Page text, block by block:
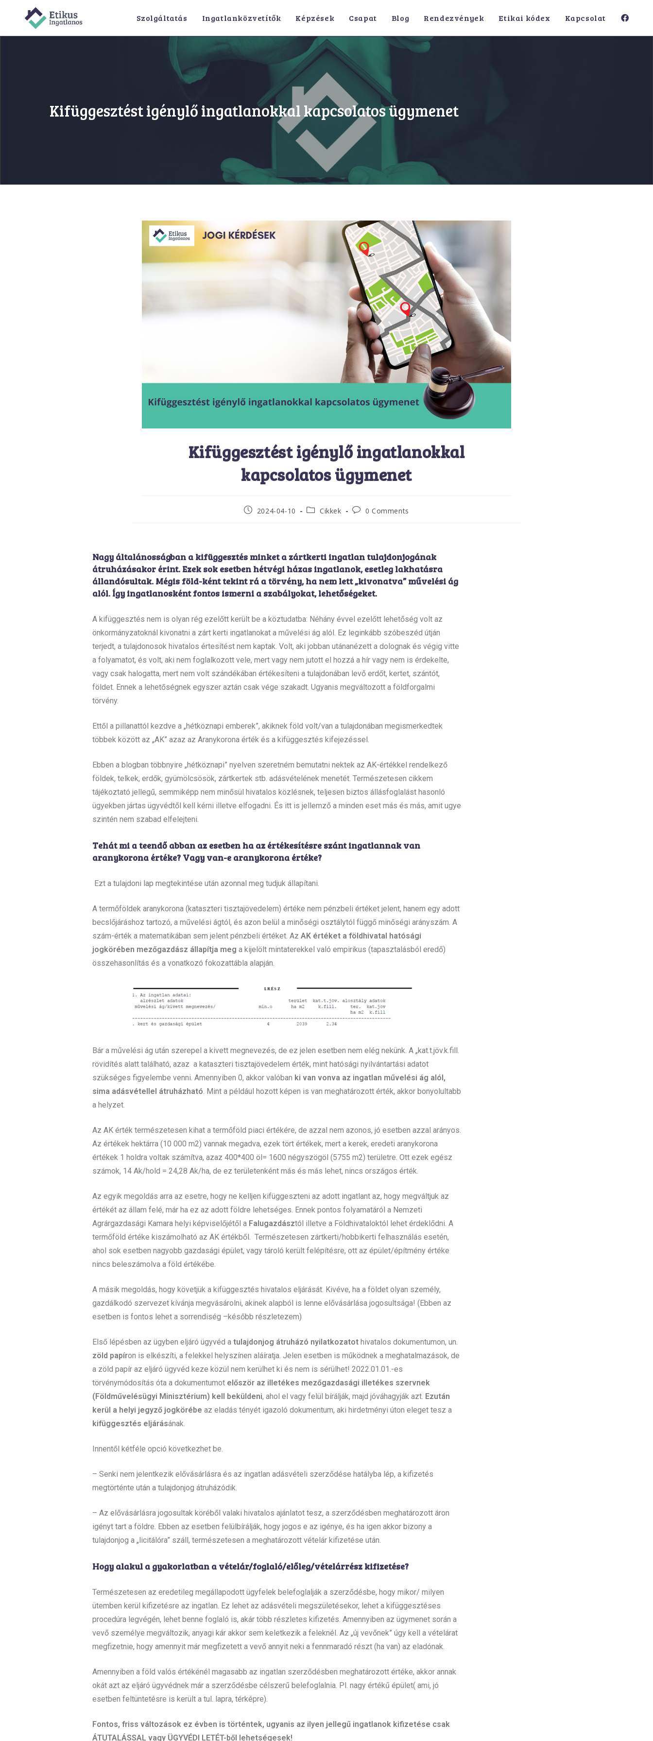
Szolgáltatás Ingatlanközvetítők Képzések Csapat Blog Rendezvények Etikai kódex Kapcsolat
Kifüggesztést igénylő ingatlanokkal kapcsolatos ügymenet
Kifüggesztést igénylő ingatlanokkal
kapcsolatos ügymenet
2024-04-10 Cikkek 0 Comments
Nagy általánosságban a kifüggesztés minket a zártkerti ingatlan tulajdonjogának
átruházásakor érint. Ezek sok esetben hétvégi házas ingatlanok, esetleg lakhatásra
állandósultak. Mégis föld-ként tekint rá a törvény, ha nem lett „kivonatva” művelési ág
alól. Így ingatlanosként fontos ismerni a szabályokat, lehetőségeket.
A kifüggesztés nem is olyan rég ezelőtt került be a köztudatba: Néhány évvel ezelőtt lehetőség volt az
önkormányzatoknál kivonatni a zárt kerti ingatlanokat a művelési ág alól. Ez leginkább szóbeszéd útján
terjedt, a tulajdonosok hivatalos értesítést nem kaptak. Volt, aki jobban utánanézett a dolognak és végig vitte
a folyamatot, és volt, aki nem foglalkozott vele, mert vagy nem jutott el hozzá a hír vagy nem is érdekelte,
vagy csak halogatta, mert nem volt szándékában értékesíteni a tulajdonában levő erdőt, kertet, szántót,
földet. Ennek a lehetőségnek egyszer aztán csak vége szakadt. Ugyanis megváltozott a földforgalmi
törvény.
Ettől a pillanattól kezdve a „hétköznapi emberek”, akiknek föld volt/van a tulajdonában megismerkedtek
többek között az „AK” azaz az Aranykorona érték és a kifüggesztés kifejezéssel.
Ebben a blogban többnyire „hétköznapi” nyelven szeretném bemutatni nektek az AK-értékkel rendelkező
földek, telkek, erdők, gyümölcsösök, zártkertek stb. adásvételének menetét. Természetesen cikkem
tájékoztató jellegű, semmiképp nem minősül hivatalos közlésnek, teljesen biztos állásfoglalást hasonló
ügyekben jártas ügyvédtől kell kérni illetve elfogadni. És itt is jellemző a minden eset más és más, amit ugye
szintén nem szabad elfelejteni.
Tehát mi a teendő abban az esetben ha az értékesítésre szánt ingatlannak van
aranykorona értéke? Vagy van-e aranykorona értéke?
Ezt a tulajdoni lap megtekintése után azonnal meg tudjuk állapítani.
A termőföldek aranykorona (kataszteri tisztajövedelem) értéke nem pénzbeli értéket jelent, hanem egy adott
becslőjáráshoz tartozó, a művelési ágtól, és azon belül a minőségi osztálytól függő minőségi arányszám. A
szám-érték a matematikában sem jelent pénzbeli értéket. Az AK értéket a földhivatal hatósági
jogkörében mezőgazdász állapítja meg a kijelölt mintaterekkel való empirikus (tapasztalásból eredő)
összehasonlítás és a vonatkozó fokozattábla alapján.
Bár a művelési ág után szerepel a kivett megnevezés, de ez jelen esetben nem elég nekünk. A „kat.t.jöv.k.fill.
rövidítés alatt található, azaz a kataszteri tisztajövedelem érték, mint hatósági nyilvántartási adatot
szükséges figyelembe venni. Amennyiben 0, akkor valóban ki van vonva az ingatlan művelési ág alól,
sima adásvétellel átruházható . Mint a például hozott képen is van meghatározott érték, akkor bonyolultabb
a helyzet.
Az AK érték természetesen kihat a termőföld piaci értékére, de azzal nem azonos, jó esetben azzal arányos.
Az értékek hektárra (10 000 m2) vannak megadva, ezek tört értékek, mert a kerek, eredeti aranykorona
értékek 1 holdra voltak számítva, azaz 400*400 öl= 1600 négyszögöl (5755 m2) területre. Ott ezek egész
számok, 14 Ak/hold = 24,28 Ak/ha, de ez területenként más és más lehet, nincs országos érték.
Az egyik megoldás arra az esetre, hogy ne kelljen kifüggeszteni az adott ingatlant az, hogy megváltjuk az
értékét az állam felé, már ha ez az adott földre lehetséges. Ennek pontos folyamatáról a Nemzeti
Agrárgazdasági Kamara helyi képviselőjétől a Falugazdásztól illetve a Földhivataloktól lehet érdeklődni. A
termőföld értéke kiszámolható az AK értékből. Természetesen zártkerti/hobbikerti felhasználás esetén,
ahol sok esetben nagyobb gazdasági épület, vagy tároló került felépítésre, ott az épület/építmény értéke
nincs beleszámolva a föld értékébe.
A másik megoldás, hogy követjük a kifüggesztés hivatalos eljárását. Kivéve, ha a földet olyan személy,
gazdálkodó szervezet kívánja megvásárolni, akinek alapból is lenne elővásárlása jogosultsága! (Ebben az
esetben is fontos lehet a sorrendiség –később részletezem)
Első lépésben az ügyben eljáró ügyvéd a tulajdonjog átruházó nyilatkozatot hivatalos dokumentumon, un.
zöld papíron is elkészíti, a felekkel helyszínen aláíratja. Jelen esetben is működnek a meghatalmazások, de
a zöld papír az eljáró ügyvéd keze közül nem kerülhet ki és nem is sérülhet! 2022.01.01.-es
törvénymódosítás óta a dokumentumot először az illetékes mezőgazdasági illetékes szervnek
(Földművelésügyi Minisztérium) kell beküldeni, ahol el vagy felül bírálják, majd jóváhagyják azt. Ezután
kerül a helyi jegyző jogkörébe az eladás tényét igazoló dokumentum, aki hirdetményi úton eleget tesz a
kifüggesztés eljárásának.
Innentől kétféle opció következhet be.
– Senki nem jelentkezik elővásárlásra és az ingatlan adásvételi szerződése hatályba lép, a kifizetés
megtörténte után a tulajdonjog átruházódik.
– Az elővásárlásra jogosultak köréből valaki hivatalos ajánlatot tesz, a szerződésben meghatározott áron
igényt tart a földre. Ebben az esetben felülbírálják, hogy jogos e az igénye, és ha igen akkor bizony a
tulajdonjog a „licitálóra” száll, természetesen a meghatározott vételár kifizetése után.
Hogy alakul a gyakorlatban a vételár/foglaló/előleg/vételárrész kifizetése?
Természetesen az eredetileg megállapodott ügyfelek belefoglalják a szerződésbe, hogy mikor/ milyen
ütemben kerül kifizetésre az ingatlan. Ez lehet az adásvételi megszületésekor, lehet a kifüggesztéses
procedúra legvégén, lehet benne foglaló is, akár több részletes kifizetés. Amennyiben az ügymenet során a
vevő személye megváltozik, anyagi kár akkor sem keletkezik a feleknél. Az „új vevőnek” úgy kell a vételárat
megfizetnie, hogy amennyit már megfizetett a vevő annyit neki a fennmaradó részt (ha van) az eladónak.
Amennyiben a föld valós értékénél magasabb az ingatlan szerződésben meghatározott értéke, akkor annak
okát azt az eljáró ügyvédnek már a szerződésbe célszerű belefoglalnia. Pl. nagy értékű épület( ami, jó
esetben feltüntetésre is került a tul. lapra, térképre).
Fontos, friss változások ez évben is történtek, ugyanis az ilyen jellegű ingatlanok kifizetése csak
ÁTUTALÁSSAL vagy ÜGYVÉDI LETÉT-ből lehetségesek!